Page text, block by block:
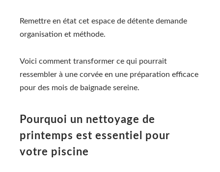
Remettre en état cet espace de détente demande
organisation et méthode.
Voici comment transformer ce qui pourrait
ressembler à une corvée en une préparation efficace
pour des mois de baignade sereine.
Pourquoi un nettoyage de
printemps est essentiel pour
votre piscine